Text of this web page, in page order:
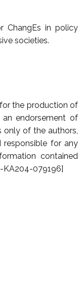
ChangEs in policy
societies.
the production of
endorsement of
only of the authors,
for any
contained
KA204-079196]